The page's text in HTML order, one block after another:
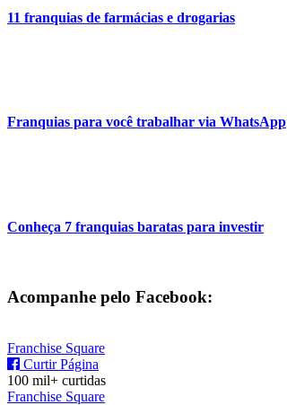
11 franquias de farmácias e drogarias
Franquias para você trabalhar via WhatsApp
Conheça 7 franquias baratas para investir
Acompanhe pelo Facebook:
Franchise Square
Curtir Página
100 mil+ curtidas
Franchise Square